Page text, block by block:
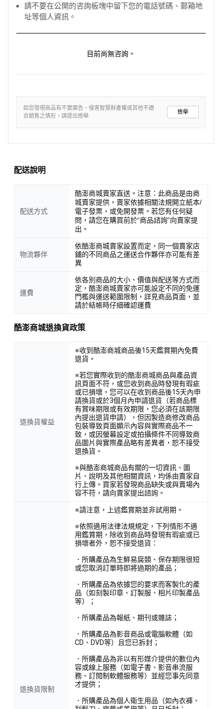
請不要在公開的咨詢板塊中留下您的電話號碼、郵箱地
址等個人資訊。
目前尚無咨詢。
如您發現商品有不實廣告、侵害智慧財產權或其他不適
合銷售之情形，請提出檢舉
檢舉
配送說明
配送方式
酷澎商城賣家直送。注意：此商品是由商
城賣家提供，賣家依據相關法規開立紙本/
電子發票，或免開發票。若您有任何疑
問，請您在購買前於“商品諮詢”向賣家提
出。
物流夥伴
依酷澎商城賣家設置而定，同一個賣家店
鋪的不同商品之運送合作夥伴亦可能有差
異
運費
依各別商品的大小、價值與配送等方式而
定，酷澎商城賣家亦可能設定不同的免運
門檻與運送範圍限制，詳見商品頁面，並
請於結帳時仔細確認運費
酷澎商城退換貨政策
退換貨權益
※收到酷澎商城商品後15天鑑賞期內免費
退貨。
※若您實際收到的酷澎商城商品與產品資
訊頁面不符，或您收到商品時發現有瑕疵
或已損壞，您可以在收到商品後15天內申
請換貨或於3個月內申請退貨（若商品標
有賞味期限或有效期限，您必須在該期限
內提出退貨申請），但因製造商修改商品
包裝導致頁面顯示內容與實際商品不一
致，或因螢幕設定或拍攝條件不同導致商
品圖片與實際產品略有差異者，恕不接受
退換貨。
※與酷澎商城商品有關的一切資訊、圖
片、說明及其他相關資訊，均係由賣家自
行上傳。買家若發現商品缺失或與賣場內
容不符，請向賣家提出諮詢。
退換貨限制
※請注意，上述鑑賞期並非試用期。
※依照適用法律法規規定，下列情形不適
用鑑賞期，除收到商品時發現有瑕疵或已
損壞者外，恕不接受退貨：
．所購產品為生鮮易腐類、保存期限很短
或您取消訂單時即將過期的產品；
．所購產品為依據您的要求而客製化的產
品（如刻製印章、訂製服、相片印製產品
等）；
．所購產品為報紙、期刊或雜誌；
．所購產品為影音商品或電腦軟體（如
CD、DVD等）且您已拆封；
．所購產品為非以有形媒介提供的數位內
容或線上服務（如電子書、影音串流服
務、訂閱制軟體服務等）並經您事先同意
才提供；
．所購產品為個人衛生用品（如內衣褲、